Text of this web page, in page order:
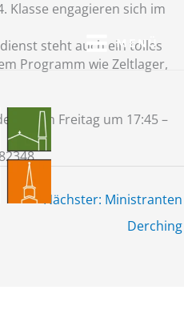
MENÜ
Klasse engagieren sich im
steht auch ein tolles
Programm wie Zeltlager,
jeden Freitag um 17:45 –
Nächster: Ministranten
Derching